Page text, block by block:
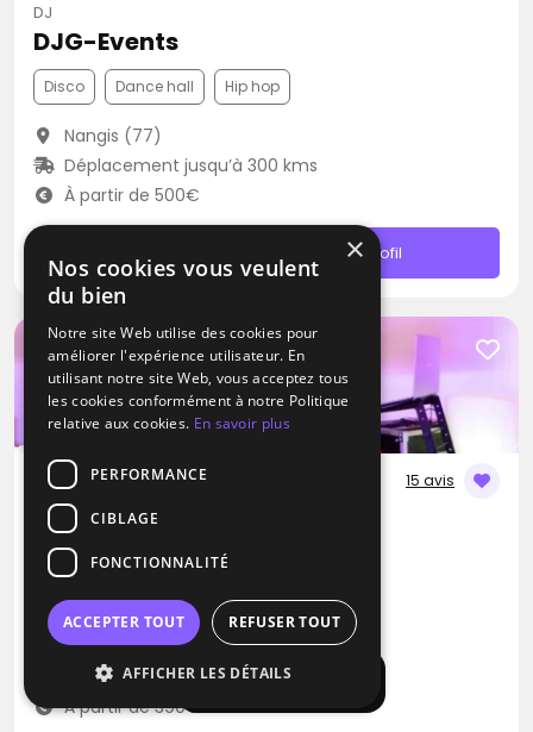
Afficher la carte
DJ
DJG-Events
Disco Dance hall Hip hop
Nangis (77)
Déplacement jusqu’à 300 kms
À partir de 500€
Profil
15 avis
DJ
GS Animation
Blues Métal Pop
Vauréal (95)
Déplacement jusqu’à 100 kms
À partir de 390€
×
Nos cookies vous veulent
du bien
Notre site Web utilise des cookies pour
améliorer l'expérience utilisateur. En
utilisant notre site Web, vous acceptez tous
les cookies conformément à notre Politique
relative aux cookies. En savoir plus
PERFORMANCE
CIBLAGE
FONCTIONNALITÉ
ACCEPTER TOUT REFUSER TOUT
AFFICHER LES DÉTAILS